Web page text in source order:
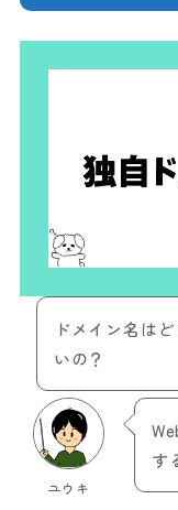
ドメイン名は
いの？
ユウキ
す